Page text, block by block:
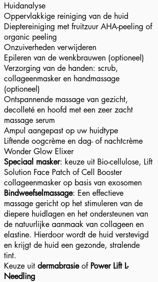
Huidanalyse
Oppervlakkige reiniging van de huid
Dieptereiniging met fruitzuur AHA-peeling of
organic peeling
Onzuiverheden verwijderen
Epileren van de wenkbrauwen (optioneel)
Verzorging van de handen: scrub,
collageenmasker en handmassage
(optioneel)
Ontspannende massage van gezicht,
decolleté en hoofd met een zeer zacht
massage serum
Ampul aangepast op uw huidtype
Liftende oogcrème en dag- of nachtcrème
Wonder Glow Elixer
Speciaal masker: keuze uit Bio-cellulose, Lift
Solution Face Patch of Cell Booster
collageenmasker op basis van exosomen
Bindweefselmassage: Een effectieve
massage gericht op het stimuleren van de
diepere huidlagen en het ondersteunen van
de natuurlijke aanmaak van collageen en
elastine. Hierdoor wordt de huid verstevigd
en krijgt de huid een gezonde, stralende
tint.
Keuze uit dermabrasieof Power Lift L-
Needling